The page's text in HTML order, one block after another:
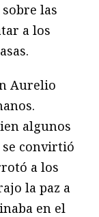
las
a los
Aurelio
algunos
convirtió
a los
la paz a
en el